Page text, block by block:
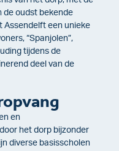
de oudst bekende
Assendelft een unieke
“Spanjolen”,
tijdens de
deel van de
en
het dorp bijzonder
diverse basisscholen